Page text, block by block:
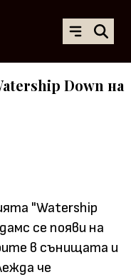
Down на
"Watership
се появи на
в сънищата и
че